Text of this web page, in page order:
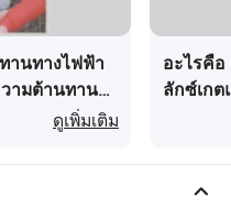
โลหะและแร่ธาตุที่ไม่ใช่โลหะ
ณีฟิสิกส์ในเมืองการสำรวจทาง
ะน้ำที่เกี่ยวกับสัตว์รวมทั้ง
ม กำหนดตำแหน่งความเสี่ยง
มน์ดินเหมืองถ่านหินโกเล็ม
านทางไฟฟ้า
ามต้านทาน
ะเครื่องตรวจ
ดูเพิ่มเติม
อะไรคื
ลักซ์เกต